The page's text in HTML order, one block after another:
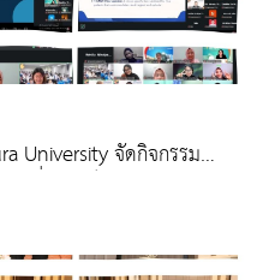
University จัดกิจกรรม
ปลี่ยนองค์ความรู้ด้านการ